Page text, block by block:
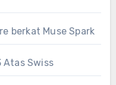
berkat Muse Spark
Atas Swiss